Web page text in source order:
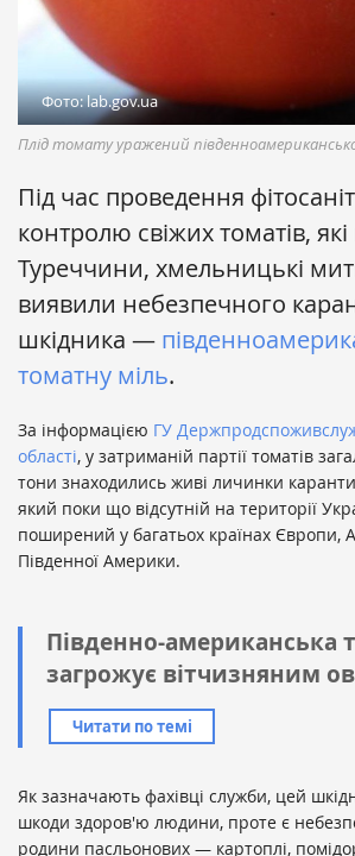
Фото: lab.gov.ua
Плід томату уражений
Під час проведення
контролю свіжих томатів,
Туреччини, хмельницькі
виявили небезпечного
шкідника —
томатну міль.
За інформацією ГУ
області, у затриманій партії томатів
тони знаходились живі личинки
який поки що відсутній на території
поширений у багатьох країнах Європи,
Південної Америки.
Південно-американська
загрожує вітчизняним
Читати по темі
Як зазначають фахівці служби, цей
шкоди здоров'ю людини, проте є
родини пасльонових — картоплі,